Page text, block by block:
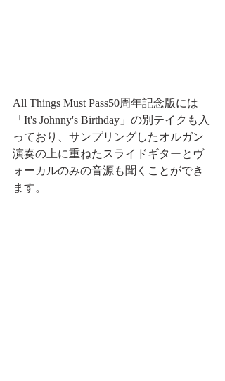
All Things Must Pass50周年記念版には
「It's Johnny's Birthday」の別テイクも入
っており、サンプリングしたオルガン
演奏の上に重ねたスライドギターとヴ
ォーカルのみの音源も聞くことができ
ます。